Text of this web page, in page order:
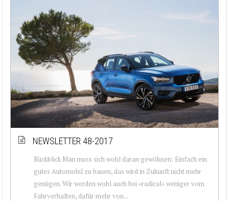
NEWSLETTER 48-2017
Rückblick Man muss sich wohl daran gewöhnen: Einfach ein
gutes Automobil zu bauen, das wird in Zukunft nicht mehr
genügen. Wir werden wohl auch bei «radical» weniger vom
Fahrverhalten, dafür mehr von...